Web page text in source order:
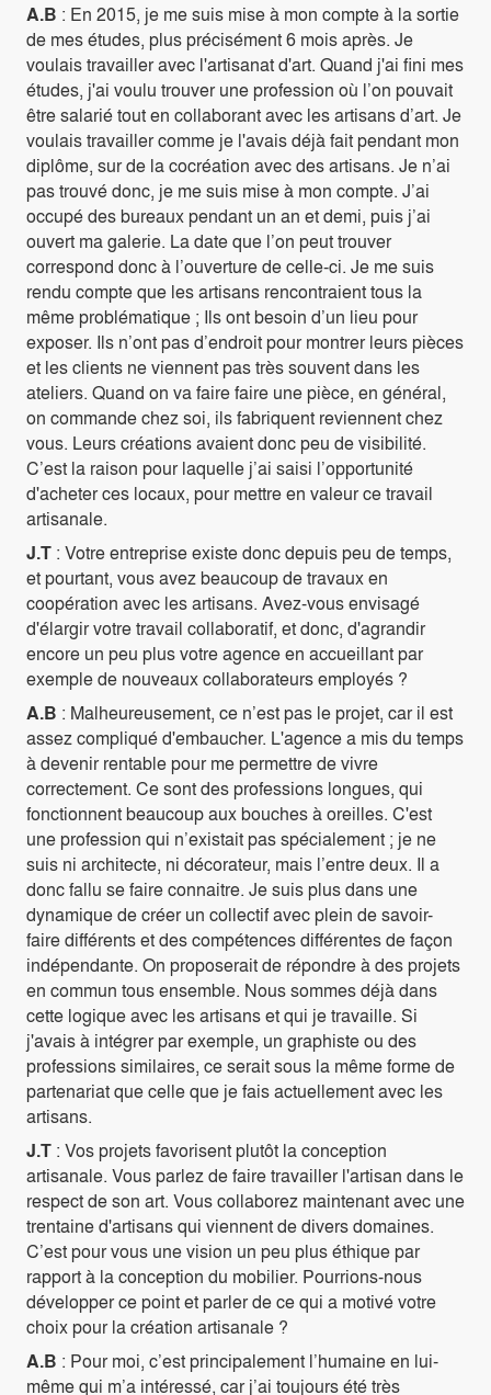
A.B : En 2015, je me suis mise à mon compte à la sortie
de mes études, plus précisément 6 mois après. Je
voulais travailler avec l'artisanat d'art. Quand j'ai fini mes
études, j'ai voulu trouver une profession où l’on pouvait
être salarié tout en collaborant avec les artisans d’art. Je
voulais travailler comme je l'avais déjà fait pendant mon
diplôme, sur de la cocréation avec des artisans. Je n’ai
pas trouvé donc, je me suis mise à mon compte. J’ai
occupé des bureaux pendant un an et demi, puis j’ai
ouvert ma galerie. La date que l’on peut trouver
correspond donc à l’ouverture de celle-ci. Je me suis
rendu compte que les artisans rencontraient tous la
même problématique ; Ils ont besoin d’un lieu pour
exposer. Ils n’ont pas d’endroit pour montrer leurs pièces
et les clients ne viennent pas très souvent dans les
ateliers. Quand on va faire faire une pièce, en général,
on commande chez soi, ils fabriquent reviennent chez
vous. Leurs créations avaient donc peu de visibilité.
C’est la raison pour laquelle j’ai saisi l’opportunité
d'acheter ces locaux, pour mettre en valeur ce travail
artisanale.
J.T : Votre entreprise existe donc depuis peu de temps,
et pourtant, vous avez beaucoup de travaux en
coopération avec les artisans. Avez-vous envisagé
d'élargir votre travail collaboratif, et donc, d'agrandir
encore un peu plus votre agence en accueillant par
exemple de nouveaux collaborateurs employés ?
A.B : Malheureusement, ce n’est pas le projet, car il est
assez compliqué d'embaucher. L'agence a mis du temps
à devenir rentable pour me permettre de vivre
correctement. Ce sont des professions longues, qui
fonctionnent beaucoup aux bouches à oreilles. C'est
une profession qui n’existait pas spécialement ; je ne
suis ni architecte, ni décorateur, mais l’entre deux. Il a
donc fallu se faire connaitre. Je suis plus dans une
dynamique de créer un collectif avec plein de savoir-
faire différents et des compétences différentes de façon
indépendante. On proposerait de répondre à des projets
en commun tous ensemble. Nous sommes déjà dans
cette logique avec les artisans et qui je travaille. Si
j'avais à intégrer par exemple, un graphiste ou des
professions similaires, ce serait sous la même forme de
partenariat que celle que je fais actuellement avec les
artisans.
J.T : Vos projets favorisent plutôt la conception
artisanale. Vous parlez de faire travailler l'artisan dans le
respect de son art. Vous collaborez maintenant avec une
trentaine d'artisans qui viennent de divers domaines.
C’est pour vous une vision un peu plus éthique par
rapport à la conception du mobilier. Pourrions-nous
développer ce point et parler de ce qui a motivé votre
choix pour la création artisanale ?
A.B : Pour moi, c’est principalement l’humaine en lui-
même qui m’a intéressé, car j’ai toujours été très